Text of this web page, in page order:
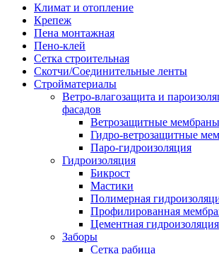
Климат и отопление
Крепеж
Пена монтажная
Пено-клей
Сетка строительная
Скотчи/Соединительные ленты
Стройматериалы
Ветро-влагозащита и
фасадов
Ветрозащитные мембраны
Гидро-ветрозащитные
Паро-гидроизоляция
Гидроизоляция
Бикрост
Мастики
Полимерная
Профилированная
Цементная гидроизоляция
Заборы
Сетка рабица